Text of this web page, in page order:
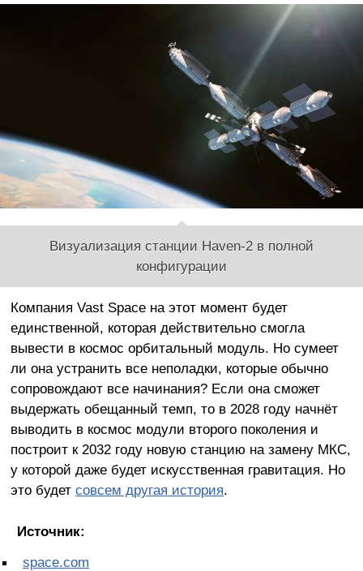
Визуализация станции Haven-2 в полной
конфигурации
Компания Vast Space на этот момент будет
единственной, которая действительно смогла
вывести в космос орбитальный модуль. Но сумеет
ли она устранить все неполадки, которые обычно
сопровождают все начинания? Если она сможет
выдержать обещанный темп, то в 2028 году начнёт
выводить в космос модули второго поколения и
построит к 2032 году новую станцию на замену МКС,
у которой даже будет искусственная гравитация. Но
это будет совсем другая история.
Источник:
space.com